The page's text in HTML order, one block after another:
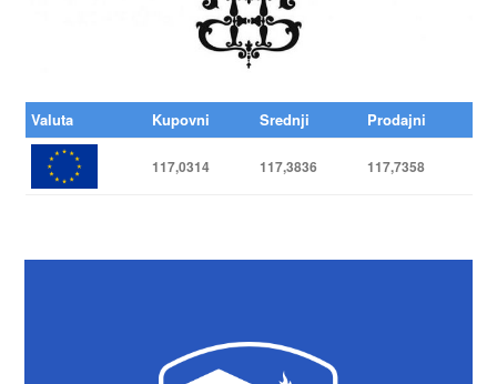
Valuta Kupovni Srednji Prodajni
117,0314 117,3836 117,7358